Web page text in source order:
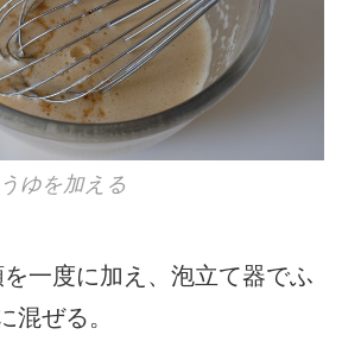
ゆを加える
を一度に加え、泡立て器でふ
混ぜる。